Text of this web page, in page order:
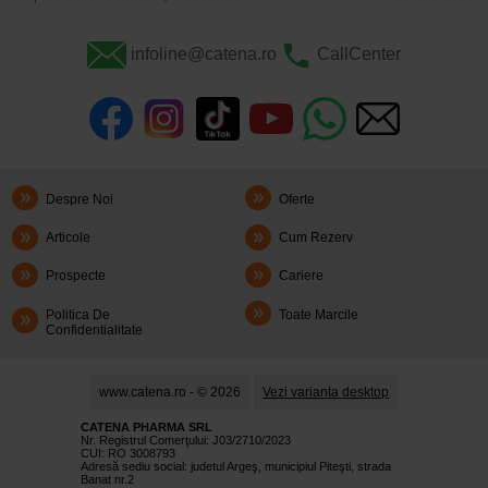
infoline@catena.ro CallCenter
Despre Noi Oferte
Articole Cum Rezerv
Prospecte Cariere
Politica De
Confidentialitate
Toate Marcile
www.catena.ro - © 2026 Vezi varianta desktop
CATENA PHARMA SRL
Nr. Registrul Comerţului: J03/2710/2023
CUI: RO 3008793
Adresă sediu social: judetul Argeş, municipiul Piteşti, strada
Banat nr.2